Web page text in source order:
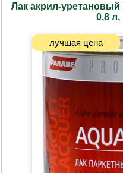
Лак акрил-
0,8 л,